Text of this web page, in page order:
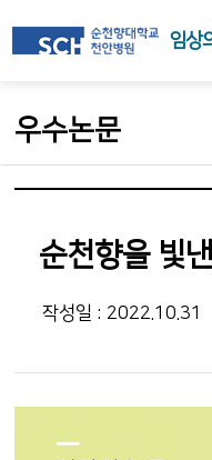
임상
우수논문
순천향을 빛
작성일 : 2022.10.31